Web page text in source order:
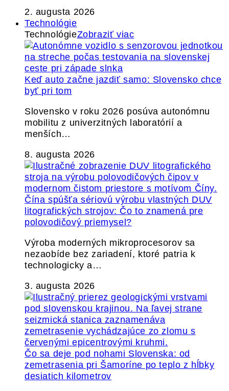
2. augusta 2026
Technológie
TechnológieZobraziť viac
Keď auto začne jazdiť samo: Slovensko chce
byť pri tom
Slovensko v roku 2026 posúva autonómnu
mobilitu z univerzitných laboratórií a
menších…
8. augusta 2026
Čína spúšťa sériovú výrobu vlastných DUV
litografických strojov: Čo to znamená pre
polovodičový priemysel?
Výroba moderných mikroprocesorov sa
nezaobíde bez zariadení, ktoré patria k
technologicky a…
3. augusta 2026
Čo sa deje pod nohami Slovenska: od
zemetrasenia pri Šamoríne po teplo z hĺbky
desiatich kilometrov